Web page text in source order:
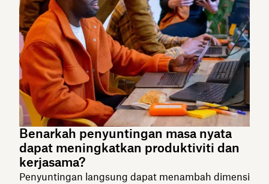
Benarkah penyuntingan masa nyata
dapat meningkatkan produktiviti dan
kerjasama?
Penyuntingan langsung dapat menambah dimensi